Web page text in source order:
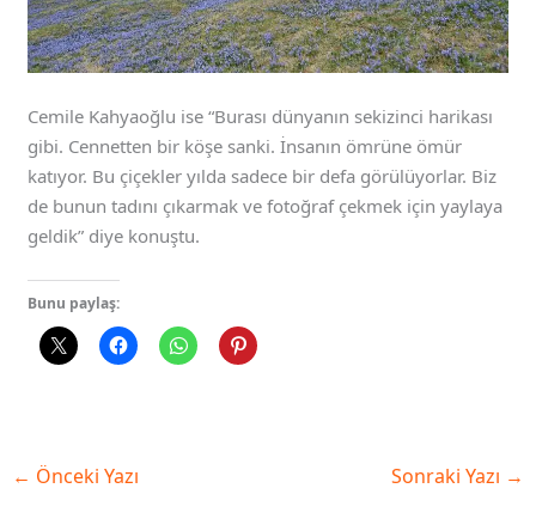
Cemile Kahyaoğlu ise “Burası dünyanın sekizinci harikası
gibi. Cennetten bir köşe sanki. İnsanın ömrüne ömür
katıyor. Bu çiçekler yılda sadece bir defa görülüyorlar. Biz
de bunun tadını çıkarmak ve fotoğraf çekmek için yaylaya
geldik” diye konuştu.
Bunu paylaş:
← Önceki Yazı Sonraki Yazı →